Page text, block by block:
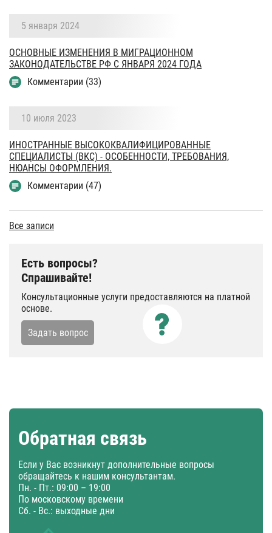
5 января 2024
ОСНОВНЫЕ ИЗМЕНЕНИЯ В МИГРАЦИОННОМ
ЗАКОНОДАТЕЛЬСТВЕ РФ С ЯНВАРЯ 2024 ГОДА
Комментарии (33)
10 июля 2023
ИНОСТРАННЫЕ ВЫСОКОКВАЛИФИЦИРОВАННЫЕ
СПЕЦИАЛИСТЫ (ВКС) - ОСОБЕННОСТИ, ТРЕБОВАНИЯ,
НЮАНСЫ ОФОРМЛЕНИЯ.
Комментарии (47)
Все записи
Есть вопросы?
Спрашивайте!
Консультационные услуги предоставляются на платной
основе.
Задать вопрос
Обратная связь
Если у Вас возникнут дополнительные вопросы
обращайтесь к нашим консультантам.
Пн. - Пт.: 09:00 – 19:00
По московскому времени
Сб. - Вс.: выходные дни